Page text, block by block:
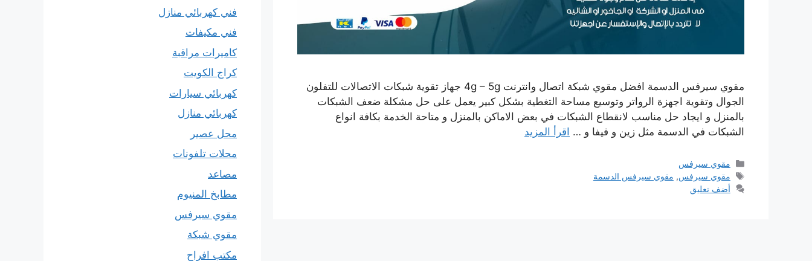
مقوي سيرفس الدسمة افضل مقوي شبكة اتصال وانترنت 4g – 5g جهاز تقوية شبكات الاتصالات للتفلون
الجوال وتقوية اجهزة الرواتر وتوسيع مساحة التغطية بشكل كبير يعمل على حل مشكلة ضعف الشبكات
بالمنزل و ايجاد حل مناسب لانقطاع الشبكات في بعض الاماكن بالمنزل و متاحة الخدمة بكافة انواع
الشبكات في الدسمة مثل زين و فيفا و … اقرأ المزيد
التصنيفات
مقوي سيرفس
الوسوم
مقوي سيرفس, مقوي سيرفس الدسمة
أضف تعليق
فني كهربائي منازل
فني مكيفات
كاميرات مراقبة
كراج الكويت
كهربائي سيارات
كهربائي منازل
محل عصير
محلات تلفونات
مصاعد
مطابخ المنيوم
مقوي سيرفس
مقوي شبكة
مكتب افراح